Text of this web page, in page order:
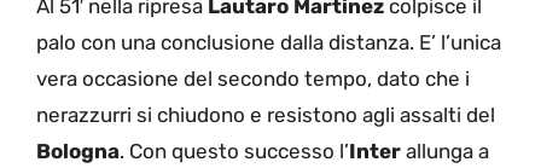
Al 51′ nella ripresa Lautaro Martinez colpisce il
palo con una conclusione dalla distanza. E’ l’unica
vera occasione del secondo tempo, dato che i
nerazzurri si chiudono e resistono agli assalti del
Bologna. Con questo successo l’Inter allunga a